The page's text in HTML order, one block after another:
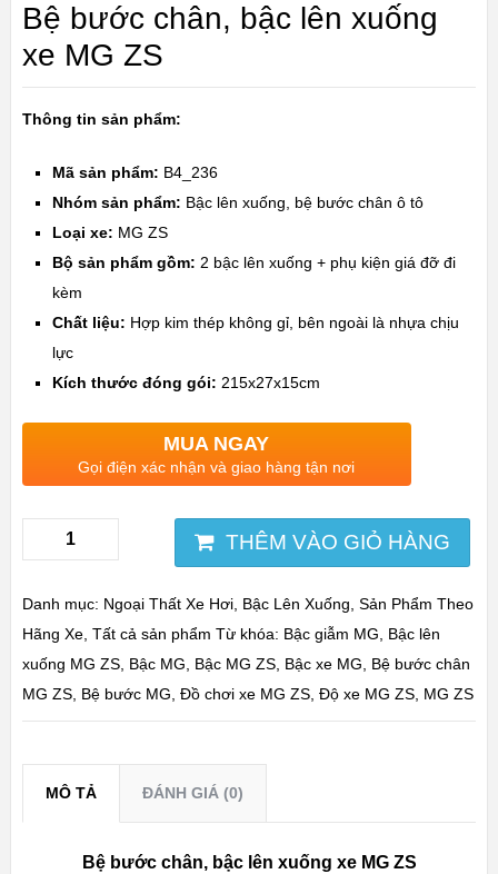
Bệ bước chân, bậc lên xuống
xe MG ZS
Thông tin sản phẩm:
Mã sản phẩm: B4_236
Nhóm sản phẩm: Bậc lên xuống, bệ bước chân ô tô
Loại xe: MG ZS
Bộ sản phẩm gồm: 2 bậc lên xuống + phụ kiện giá đỡ đi
kèm
Chất liệu: Hợp kim thép không gỉ, bên ngoài là nhựa chịu
lực
Kích thước đóng gói: 215x27x15cm
MUA NGAY
Gọi điện xác nhận và giao hàng tận nơi
THÊM VÀO GIỎ HÀNG
Danh mục: Ngoại Thất Xe Hơi, Bậc Lên Xuống Sản Phẩm Theo
Hãng Xe, Tất cả sản phẩm Từ khóa: Bậc giẫm MG
Bậc lên
xuống MG ZS, Bậc MG Bậc MG ZS, Bậc xe MG
Bệ bước chân
MG ZS, Bệ bước MG Đồ chơi xe MG ZS, Độ xe MG ZS, MG ZS
MÔ TẢ ĐÁNH GIÁ (0)
Bệ bước chân, bậc lên xuống xe MG ZS